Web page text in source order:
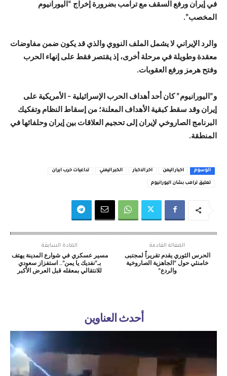
في إيران ورفع السقف مع ترامب بضرورة إخراج “اليورانيوم
المخصب”.
والرد الإيراني لا يشمل الملف النووي والذي قد يكون ضمن مفاوضات
معقدة وطويلة في مرحلة أخرى، إذ يقتصر فقط على إنهاء الحرب
وفتح هرمز ورفع العقوبات.
و”اليورانيوم” كان أحد أهداف الحرب الإسرائيلية – الأمريكية على
إيران وقد سقط كبقية الأهداف المعلنة؛ من إسقاط النظام وتفكيك
البرنامج الصاروخي لإيران إلى تحجيم العلاقات بين إيران وحلفائها في
المنطقة.
الوسوم اخبار اليمن اخر الاخبار الخبر اليمني تداعيات حرب ايران
تعليق ترامب بشان اليورانيوم
المادة السابقة
مسير عسكري في شوارع المدينة يهتف
بـ”نفديك يا يمن”.. استفزاز سعودي
للانتقالي بمعقله قبل العرض الأكبر
المقالة القادمة
الحرس الثوري يقدم تقريراً لمجتبى
خامنئي حول “الجاهزية الصاروخية
والردع”
أحدث العناوين